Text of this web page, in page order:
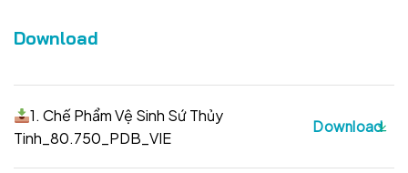
Download
1. Chế Phẩm Vệ Sinh Sứ Thủy
Tinh_80.750_PDB_VIE
Download